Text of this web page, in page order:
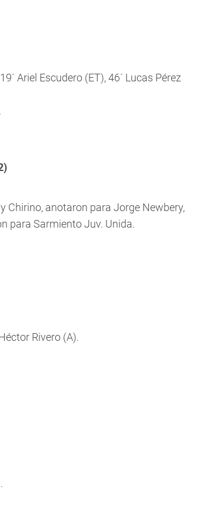
Ariel Escudero (ET), 46´ Lucas Pérez
Chirino, anotaron para Jorge Newbery,
para Sarmiento Juv. Unida.
Rivero (A).